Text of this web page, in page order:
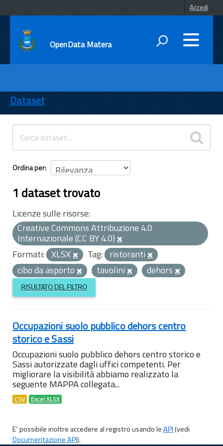
Accedi
OpenData Matera
ENTI
TEMI
INFORMAZIONI
Dataset
Ordina per
1 dataset trovato
Licenze sulle risorse:
Creative Commons Attribuzione 4.0
Internazionale (CC BY 4.0)
Formati: XLSX Tag: ristoranti
cibo da asporto
tavolini dehors
RISULTATO DEL FILTRO
Occupazioni suolo pubblico dehors centro
storico e Sassi
Occupazioni suolo pubblico dehors centro storico e
Sassi autorizzate dagli uffici competenti. Per
migliorare la visibilità abbiamo realizzato la
seguente MAPPA collegata...
CSV Excel XLSX
E' possibile inoltre accedere al registro usando leAPI(vedi
Documentazione API).